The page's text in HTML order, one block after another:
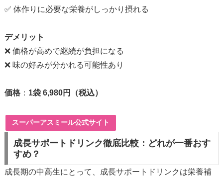
✅ 体作りに必要な栄養がしっかり摂れる
デメリット
❌ 価格が高めで継続が負担になる
❌ 味の好みが分かれる可能性あり
価格 ： 1袋 6,980円（税込）
スーパーアスミール公式サイト
成長サポートドリンク徹底比較：どれが一番おす
すめ？
成長期の中高生にとって、成長サポートドリンクは栄養補